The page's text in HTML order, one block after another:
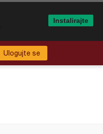
Ulogujte se
Instalirajte